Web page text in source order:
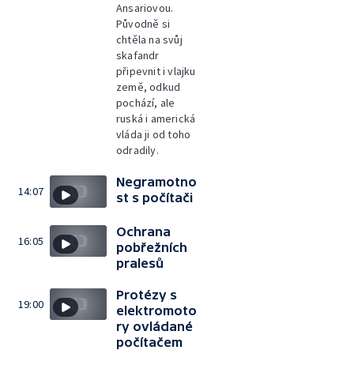
Ansariovou.
Původně si
chtěla na svůj
skafandr
připevnit i vlajku
země, odkud
pochází, ale
ruská i americká
vláda ji od toho
odradily.
14:07
Negramotno
st s počítači
16:05
Ochrana
pobřežních
pralesů
19:00
Protézy s
elektromoto
ry ovládané
počítačem